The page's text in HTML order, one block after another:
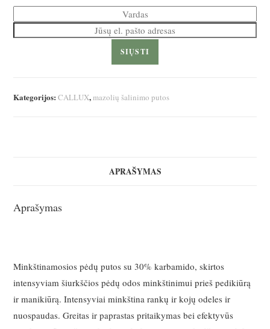
SIŲSTI
Kategorijos:CALLUX, mazolių šalinimo putos
APRAŠYMAS
Aprašymas
Minkštinamosios pėdų putos su 30% karbamido, skirtos
intensyviam šiurkščios pėdų odos minkštinimui prieš pedikiūrą
ir manikiūrą. Intensyviai minkština rankų ir kojų odeles ir
nuospaudas. Greitas ir paprastas pritaikymas bei efektyvūs